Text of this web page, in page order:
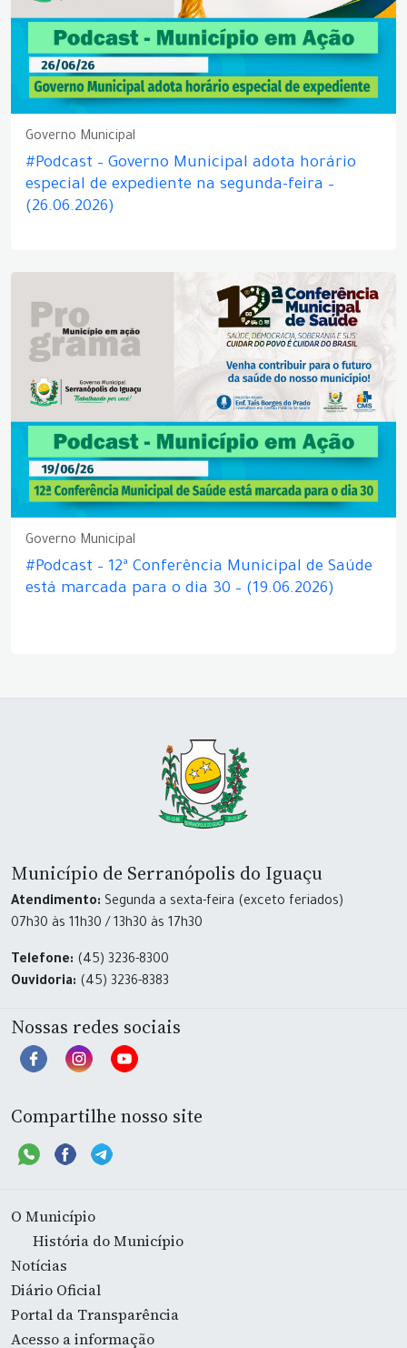
Governo Municipal
#Podcast – Governo Municipal adota horário
especial de expediente na segunda-feira –
(26.06.2026)
Governo Municipal
#Podcast – 12ª Conferência Municipal de Saúde
está marcada para o dia 30 – (19.06.2026)
Município de Serranópolis do Iguaçu
Atendimento: Segunda a sexta-feira (exceto feriados)
07h30 às 11h30 / 13h30 às 17h30
Telefone: (45) 3236-8300
Ouvidoria: (45) 3236-8383
Nossas redes sociais
Compartilhe nosso site
O Município
História do Município
Notícias
Diário Oficial
Portal da Transparência
Acesso a informação